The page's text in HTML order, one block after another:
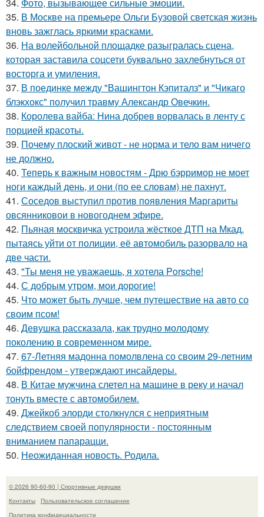
35. В Москве на премьере Ольги Бузовой светская жизнь
вновь зажглась яркими красками.
36. На волейбольной площадке разыгралась сцена,
которая заставила соцсети буквально захлебнуться от
восторга и умиления.
37. В поединке между "Вашингтон Кэпиталз" и "Чикаго
блэкхокс" получил травму Александр Овечкин.
38. Королева вайба: Нина добрев ворвалась в ленту с
порцией красоты.
39. Почему плоский живот - не норма и тело вам ничего
не должно.
40. Теперь к важным новостям - Дрю бэрримор не моет
ноги каждый день, и они (по ее словам) не пахнут.
41. Соседов выступил против появления Маргариты
овсянниковои в новогоднем эфире.
42. Пьяная москвичка устроила жёсткое ДТП на Мкад,
пытаясь уйти от полиции, её автомобиль разорвало на
две части.
43. "Ты меня не уважаешь, я хотела Porsche!
44. С добрым утром, мои дорогие!
45. Что может быть лучше, чем путешествие на авто со
своим псом!
46. Девушка рассказала, как трудно молодому
поколению в современном мире.
47. 67-Летняя мадонна помолвлена со своим 29-летним
бойфрендом - утверждают инсайдеры.
48. В Китае мужчина слетел на машине в реку и начал
тонуть вместе с автомобилем.
49. Джейкоб элорди столкнулся с неприятным
следствием своей популярности - постоянным
вниманием папарацци.
50. Неожиданная новость. Родила.
© 2026 90-60-90 | Спортивные девушки
Контакты
Пользовательское соглашение
Политика конфидециальности